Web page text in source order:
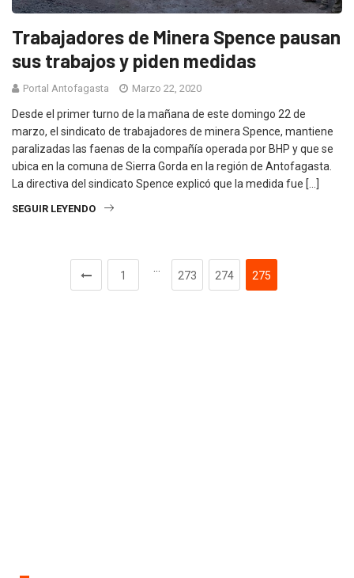
Trabajadores de Minera Spence pausan
sus trabajos y piden medidas
Portal Antofagasta Marzo 22, 2020
Desde el primer turno de la mañana de este domingo 22 de
marzo, el sindicato de trabajadores de minera Spence, mantiene
paralizadas las faenas de la compañía operada por BHP y que se
ubica en la comuna de Sierra Gorda en la región de Antofagasta.
La directiva del sindicato Spence explicó que la medida fue […]
SEGUIR LEYENDO
1 273 274 275